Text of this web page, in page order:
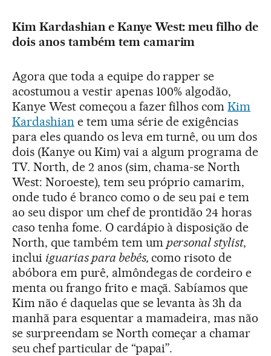
Kim Kardashian e Kanye West: meu filho de
dois anos também tem camarim
Agora que toda a equipe do rapper se
acostumou a vestir apenas 100% algodão,
Kanye West começou a fazer filhos comKim
Kardashian e tem uma série de exigências
para eles quando os leva em turnê, ou um dos
dois (Kanye ou Kim) vai a algum programa de
TV. North, de 2 anos (sim, chama-se North
West: Noroeste), tem seu próprio camarim,
onde tudo é branco como o de seu pai e tem
ao seu dispor um chef de prontidão 24 horas
caso tenha fome. O cardápio à disposição de
North, que também tem um personal stylist,
inclui iguarias para bebês,como risoto de
abóbora em purê, almôndegas de cordeiro e
menta ou frango frito e maçã. Sabíamos que
Kim não é daquelas que se levanta às 3h da
manhã para esquentar a mamadeira, mas não
se surpreendam se North começar a chamar
seu chef particular de “papai”.